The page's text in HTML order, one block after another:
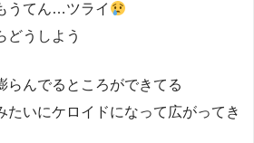
うてん…ツライ
どうしよう
らんでるところができてる
たいにケロイドになって広がってき